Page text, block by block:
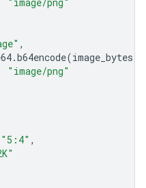
,
.b64encode(image_bytes
"image/png"
"5:4" ,